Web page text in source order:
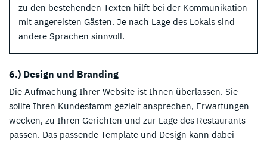
zu den bestehenden Texten hilft bei der Kommunikation
mit angereisten Gästen. Je nach Lage des Lokals sind
andere Sprachen sinnvoll.
6.) Design und Branding
Die Aufmachung Ihrer Website ist Ihnen überlassen. Sie
sollte Ihren Kundestamm gezielt ansprechen, Erwartungen
wecken, zu Ihren Gerichten und zur Lage des Restaurants
passen. Das passende Template und Design kann dabei